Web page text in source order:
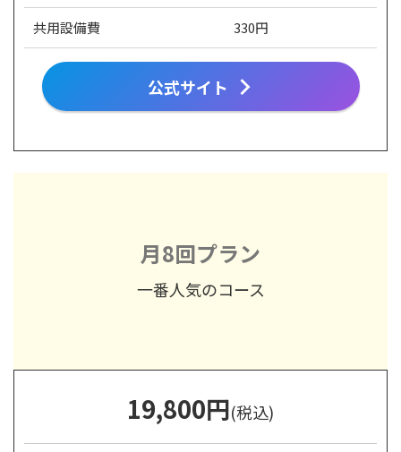
共用設備費 330円
公式サイト
月8回プラン
一番人気のコース
19,800円(税込)